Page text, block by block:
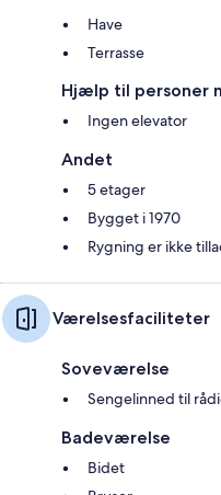
Have
Terrasse
Hjælp til personer
Ingen elevator
Andet
5 etager
Bygget i 1970
Rygning er ikke
Værelsesfaciliteter
Soveværelse
Sengelinned til
Badeværelse
Bidet